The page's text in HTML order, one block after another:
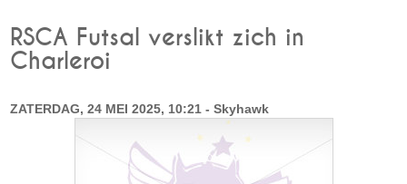
RSCA Futsal verslikt zich in
Charleroi
ZATERDAG, 24 MEI 2025, 10:21 - Skyhawk